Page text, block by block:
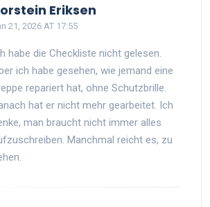
Eriksen
21, 2026 AT 17:55
habe die Checkliste nicht gelesen.
ich habe gesehen, wie jemand eine
repariert hat, ohne Schutzbrille.
hat er nicht mehr gearbeitet. Ich
man braucht nicht immer alles
Manchmal reicht es, zu